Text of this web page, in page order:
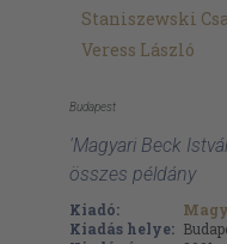
Staniszewski
Veress László
Budapest
'Magyari Beck
összes példány
Kiadó:
Kiadás helye: